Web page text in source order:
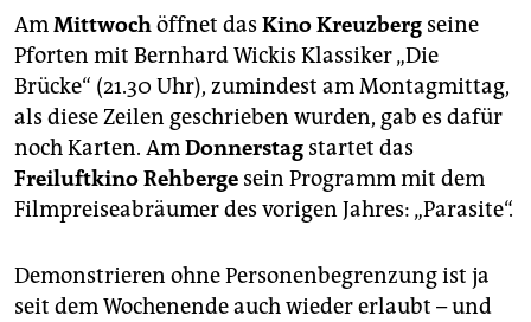
AmMittwochöffnet das Kino Kreuzberg seine
Pforten mit Bernhard Wickis Klassiker „Die
Brücke“ (21.30 Uhr), zumindest am Montagmittag,
als diese Zeilen geschrieben wurden, gab es dafür
noch Karten. AmDonnerstag startet das
Freiluftkino Rehberge sein Programm mit dem
Filmpreiseabräumer des vorigen Jahres: „Parasite“.
Demonstrieren ohne Personenbegrenzung ist ja
seit dem Wochenende auch wieder erlaubt – und